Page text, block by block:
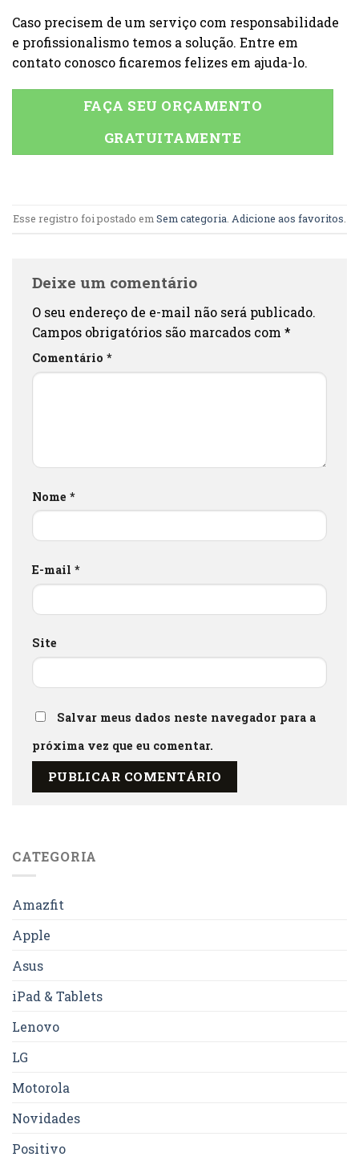
Caso precisem de um serviço com responsabilidade
e profissionalismo temos a solução. Entre em
contato conosco ficaremos felizes em ajuda-lo.
FAÇA SEU ORÇAMENTO
GRATUITAMENTE
Esse registro foi postado emSem categoria. Adicione aos favoritos.
Deixe um comentário
O seu endereço de e-mail não será publicado.
Campos obrigatórios são marcados com *
Comentário *
Nome *
E-mail *
Site
Salvar meus dados neste navegador para a
próxima vez que eu comentar.
CATEGORIA
Amazfit
Apple
Asus
iPad & Tablets
Lenovo
LG
Motorola
Novidades
Positivo